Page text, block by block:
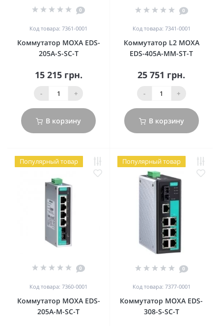
0
Код товара: 7361-0001
Коммутатор MOXA EDS-
205A-S-SC-T
15 215 грн.
- +
В корзину
0
Код товара: 7341-0001
Коммутатор L2 MOXA
EDS-405A-MM-ST-T
25 751 грн.
- +
В корзину
Популярный товар
0
Код товара: 7360-0001
Коммутатор MOXA EDS-
205A-M-SC-T
Популярный товар
0
Код товара: 7377-0001
Коммутатор MOXA EDS-
308-S-SC-T